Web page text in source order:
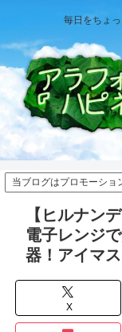
毎日をちょ
当ブログはプロモーショ
【ヒルナン
電子レンジ
器！アイマ
X